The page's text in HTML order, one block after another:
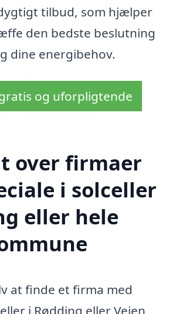
tilbud, som hjælper
den bedste beslutning
dine energibehov.
og uforpligtende
over firmaer
i solceller
eller hele
at finde et firma med
i Rødding eller Vejen